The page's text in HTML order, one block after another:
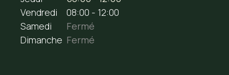
Vendredi
08:00 - 12:00
Samedi
Fermé
Dimanche Fermé